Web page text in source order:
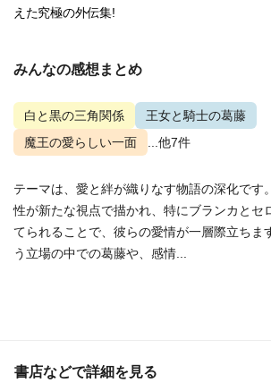
えた究極の外伝集!
みんなの感想まとめ
白と黒の三角関係
王女と騎士の葛藤
魔王の愛らしい一面
...他7件
テーマは、愛と絆が織りなす物語の深化です
性が新たな視点で描かれ、特にブランカとセ
てられることで、彼らの愛情が一層際立ちま
う立場の中での葛藤や、感情...
書店などで詳細を見る